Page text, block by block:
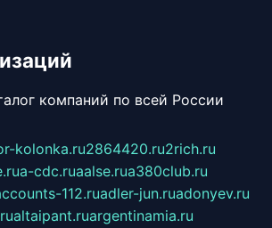
компаний по всей России
kolonka.ru2864420.ru2rich.ru
a-cdc.ruaalse.rua380club.ru
112.ruadler-jun.ruadonyev.ru
altaipant.ruargentinamia.ru